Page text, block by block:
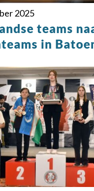
2025
teams
in